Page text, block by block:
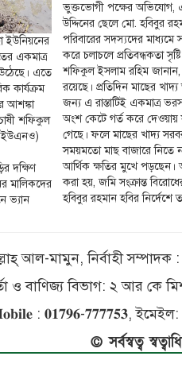
ইউনিয়নের
একমাত্র
এতে
কার্যক্রম
আশঙ্কা
শফিকুল
(ইউএনও)
দক্ষিণ
মালিকদের
ভ্যান
ভুক্তভোগী পক্ষের
উদ্দিনের ছেলে মো. হবিবুর
পরিবারের সদস্যদের মাধ্যমে
করে চলাচলে প্রতিবন্ধকতা
শফিকুল ইসলাম রহিম
রয়েছে। প্রতিদিন মাছের
জন্য এ রাস্তাটিই একমাত্র
অংশ কেটে গর্ত করে দেওয়ায়
গেছে। ফলে মাছের খাদ্য
সময়মতো মাছ বাজারে নিতে
আর্থিক ক্ষতির মুখে
করা হয়, জমি সংক্রান্ত
হবিবুর রহমান হবির নির্দেশে
আল-মামুন, নির্বাহী
ও বাণিজ্য বিভাগ: ২ আর কে
: 𝟎𝟏𝟕𝟗𝟔-𝟕𝟕𝟕𝟕𝟓𝟑,
© সর্বস্বত্ব